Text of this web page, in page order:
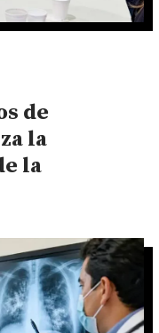
de
la
la